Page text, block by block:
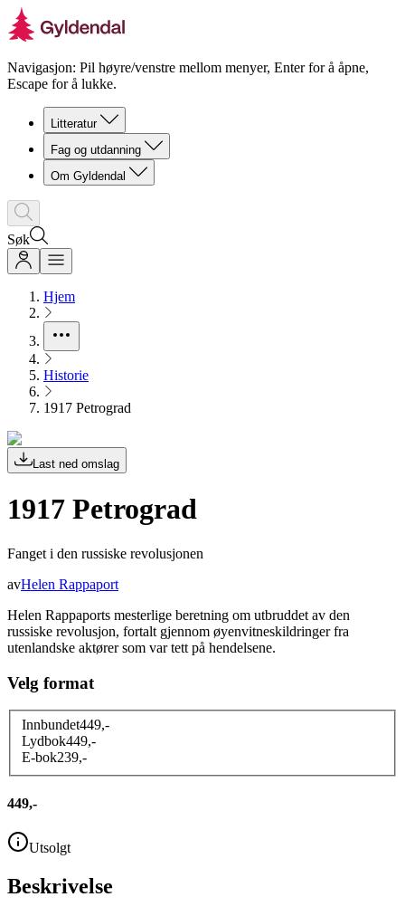
Navigasjon: Pil høyre/venstre mellom menyer, Enter for å åpne,
Escape for å lukke.
Litteratur
Fag og utdanning
Om Gyldendal
Søk
Hjem
Historie
1917 Petrograd
Last ned omslag
1917 Petrograd
Fanget i den russiske revolusjonen
avHelen Rappaport
Helen Rappaports mesterlige beretning om utbruddet av den
russiske revolusjon, fortalt gjennom øyenvitneskildringer fra
utenlandske aktører som var tett på hendelsene.
Velg format
Innbundet449,-
Lydbok449,-
E-bok239,-
449,-
Utsolgt
Beskrivelse